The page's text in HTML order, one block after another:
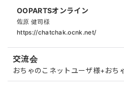
OOPARTSオンライン
佐原 健司様
https://chatchak.ocnk.net/
交流会
おちゃのこネットユーザ様+おち